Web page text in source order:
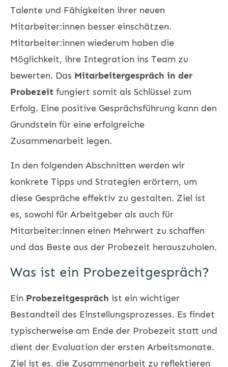
Talente und Fähigkeiten ihrer neuen
Mitarbeiter:innen besser einschätzen.
Mitarbeiter:innen wiederum haben die
Möglichkeit, ihre Integration ins Team zu
bewerten. Das Mitarbeitergespräch in der
Probezeit fungiert somit als Schlüssel zum
Erfolg. Eine positive Gesprächsführung kann den
Grundstein für eine erfolgreiche
Zusammenarbeit legen.
In den folgenden Abschnitten werden wir
konkrete Tipps und Strategien erörtern, um
diese Gespräche effektiv zu gestalten. Ziel ist
es, sowohl für Arbeitgeber als auch für
Mitarbeiter:innen einen Mehrwert zu schaffen
und das Beste aus der Probezeit herauszuholen.
Was ist ein Probezeitgespräch?
Ein Probezeitgespräch ist ein wichtiger
Bestandteil des Einstellungsprozesses. Es findet
typischerweise am Ende der Probezeit statt und
dient der Evaluation der ersten Arbeitsmonate.
Ziel ist es, die Zusammenarbeit zu reflektieren